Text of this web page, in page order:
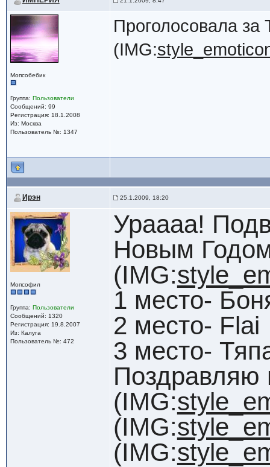
Мопсобебик
Группа: Пользователи
Сообщений: 99
Регистрация: 18.1.2008
Из: Москва
Пользователь №: 1347
Проголосовала за
(IMG:
Ирэн 25.1.2009, 18:20
Мопсофил
Группа: Пользователи
Сообщений: 1320
Регистрация: 19.8.2007
Из: Калуга
Пользователь №: 472
Ураааа!
Новым
(IMG:
1 место-
2 место- Flai
3 место-
Поздравляю
(IMG:
(IMG:
(IMG: